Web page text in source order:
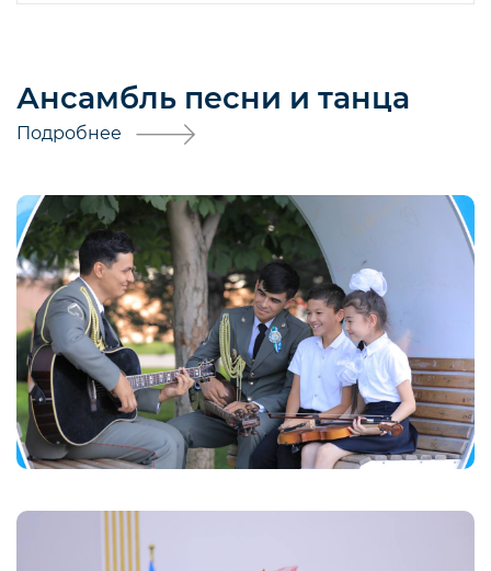
Ансамбль песни и танца
Подробнее